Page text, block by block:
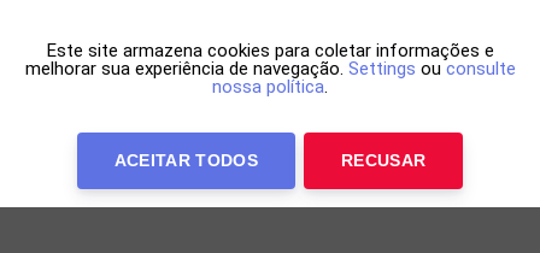
Este site armazena cookies para coletar informações e
melhorar sua experiência de navegação. Settings ou consulte
nossa política.
ACEITAR TODOS RECUSAR